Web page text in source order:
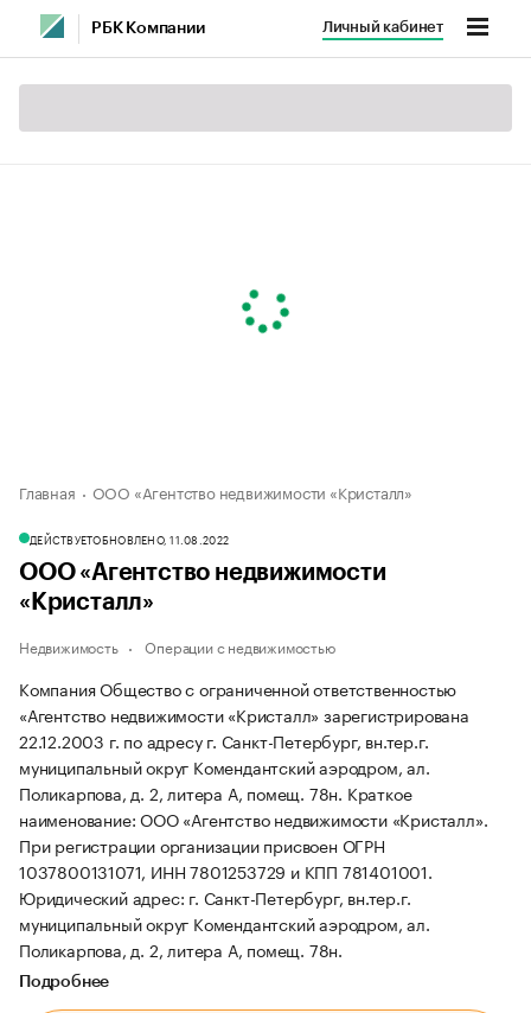
РБК Компании Личный кабинет
Главная ООО «Агентство недвижимости «Кристалл»
ДЕЙСТВУЕТОБНОВЛЕНО, 11.08.2022
ООО «Агентство недвижимости
«Кристалл»
Недвижимость Операции с недвижимостью
Компания Общество с ограниченной ответственностью
«Агентство недвижимости «Кристалл» зарегистрирована
22.12.2003 г. по адресу г. Санкт-Петербург, вн.тер.г.
муниципальный округ Комендантский аэродром, ал.
Поликарпова, д. 2, литера А, помещ. 78н. Краткое
наименование: ООО «Агентство недвижимости «Кристалл».
При регистрации организации присвоен ОГРН
1037800131071, ИНН 7801253729 и КПП 781401001.
Юридический адрес: г. Санкт-Петербург, вн.тер.г.
муниципальный округ Комендантский аэродром, ал.
Поликарпова, д. 2, литера А, помещ. 78н.
Подробнее